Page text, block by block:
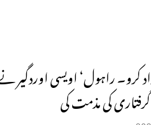
کرو۔ راہول‘ اویسی اوردگیر
کی مذمت کی